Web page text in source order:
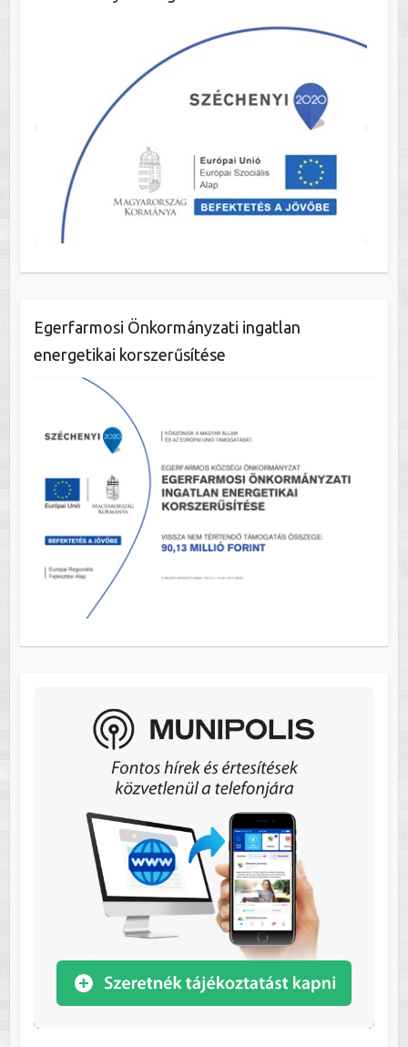
Egerfarmosi Önkormányzati ingatlan
energetikai korszerűsítése